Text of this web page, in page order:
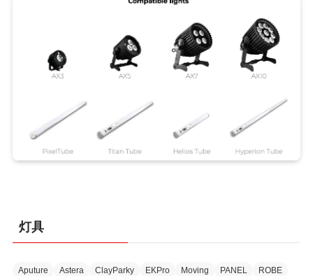
灯具
Aputure Astera ClayParky EKPro Moving PANEL
ROBE